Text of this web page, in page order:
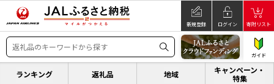
新規登録 ログイン 寄附リスト
ガイド
ランキング 返礼品 地域
キャンペーン・
特集